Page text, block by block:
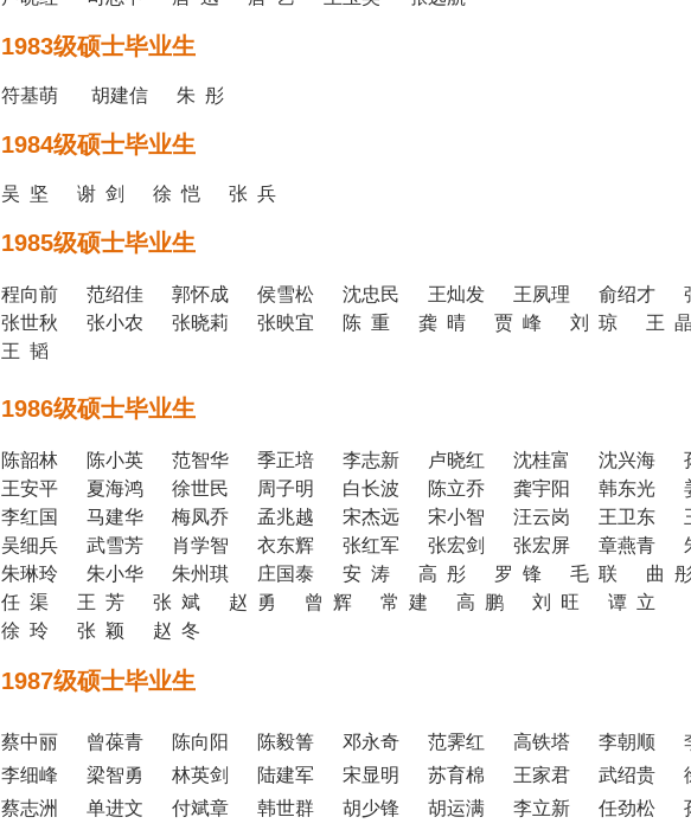
1983级硕士毕业生
符基萌 胡建信 朱 彤
1984级硕士毕业生
吴 坚 谢 剑 徐 恺 张 兵
1985级硕士毕业生
程向前 范绍佳 郭怀成 侯雪松 沈忠民 王灿发 王夙理 俞绍才
张世秋 张小农 张晓莉 张映宜 陈 重 龚 晴 贾 峰 刘 琼 王 晶
王 韬
1986级硕士毕业生
陈韶林 陈小英 范智华 季正培 李志新 卢晓红 沈桂富 沈兴海
王安平 夏海鸿 徐世民 周子明 白长波 陈立乔 龚宇阳 韩东光
李红国 马建华 梅凤乔 孟兆越 宋杰远 宋小智 汪云岗 王卫东
吴细兵 武雪芳 肖学智 衣东辉 张红军 张宏剑 张宏屏 章燕青
朱琳玲 朱小华 朱州琪 庄国泰 安 涛 高 彤 罗 锋 毛 联 曲
任 渠 王 芳 张 斌 赵 勇 曾 辉 常 建 高 鹏 刘 旺 谭 立
徐 玲 张 颖 赵 冬
1987级硕士毕业生
蔡中丽 曾葆青 陈向阳 陈毅箐 邓永奇 范霁红 高铁塔 李朝顺
李细峰 梁智勇 林英剑 陆建军 宋显明 苏育棉 王家君 武绍贵
蔡志洲 单进文 付斌章 韩世群 胡少锋 胡运满 李立新 任劲松